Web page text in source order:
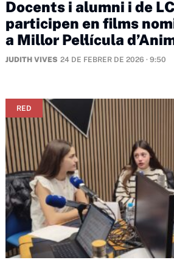
Docents i alumni i de
participen en films
a Millor Pel·lícula
JUDITH VIVES 24 DE FEBRER DE 2026 · 9:50
RED